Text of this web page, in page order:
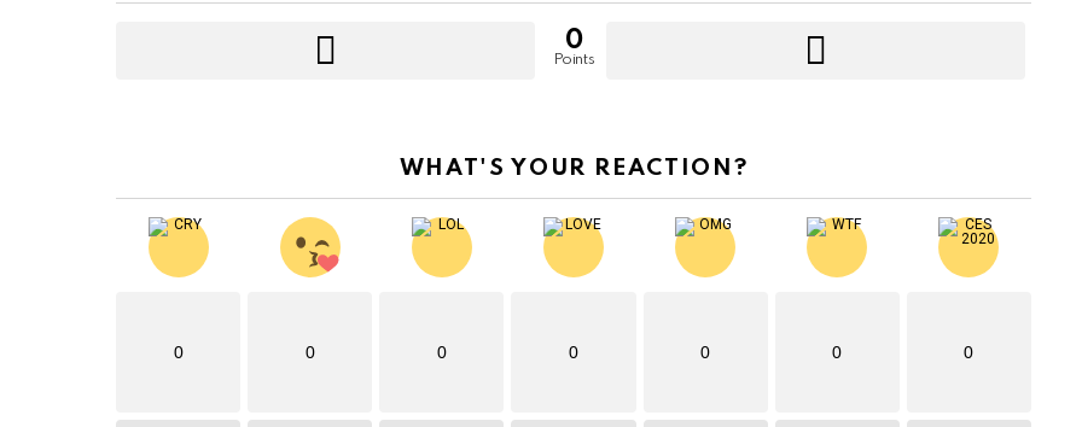
0
Points
WHAT'S YOUR REACTION?
0 0 0 0 0 0 0